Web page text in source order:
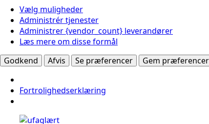
Vælg muligheder
Administrér tjenester
Administrer {vendor_count} leverandører
Læs mere om disse formål
Godkend
Afvis Se præferencer Gem præferencer
Fortrolighedserklæring